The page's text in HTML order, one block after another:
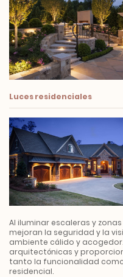
Luces residenciales
Al iluminar escaleras y
mejoran la seguridad y la
ambiente cálido y
arquitectónicas y
tanto la funcionalidad
residencial.